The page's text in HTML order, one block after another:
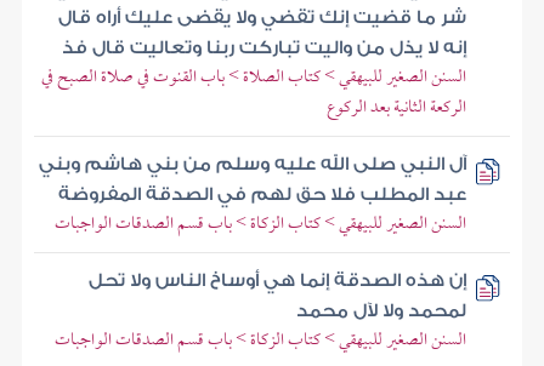
شر ما قضيت إنك تقضي ولا يقضى عليك أراه قال
إنه لا يذل من واليت تباركت ربنا وتعاليت قال فذ
السنن الصغير للبيهقي > كتاب الصلاة > باب القنوت في صلاة الصبح في
الركعة الثانية بعد الركوع
آل النبي صلى الله عليه وسلم من بني هاشم وبني
عبد المطلب فلا حق لهم في الصدقة المفروضة
السنن الصغير للبيهقي > كتاب الزكاة > باب قسم الصدقات الواجبات
إن هذه الصدقة إنما هي أوساخ الناس ولا تحل
لمحمد ولا لآل محمد
السنن الصغير للبيهقي > كتاب الزكاة > باب قسم الصدقات الواجبات